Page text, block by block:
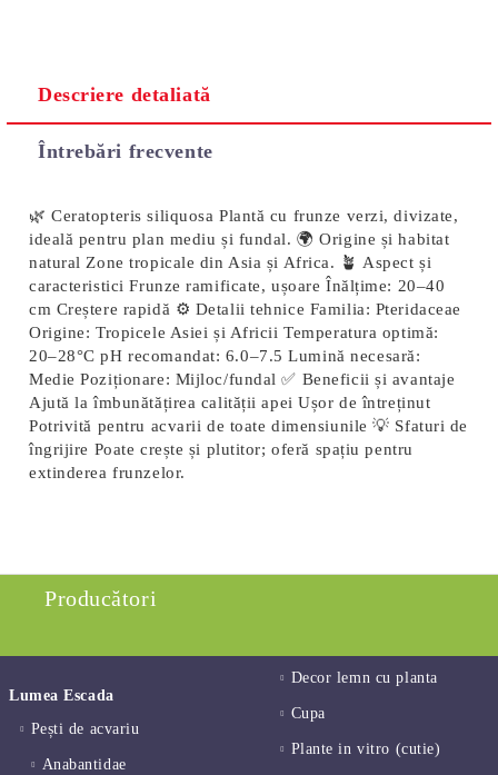
Descriere detaliată
Întrebări frecvente
🌿 Ceratopteris siliquosa Plantă cu frunze verzi, divizate,
ideală pentru plan mediu și fundal. 🌍 Origine și habitat
natural Zone tropicale din Asia și Africa. 🪴 Aspect și
caracteristici Frunze ramificate, ușoare Înălțime: 20–40
cm Creștere rapidă ⚙️ Detalii tehnice Familia: Pteridaceae
Origine: Tropicele Asiei și Africii Temperatura optimă:
20–28°C pH recomandat: 6.0–7.5 Lumină necesară:
Medie Poziționare: Mijloc/fundal ✅ Beneficii și avantaje
Ajută la îmbunătățirea calității apei Ușor de întreținut
Potrivită pentru acvarii de toate dimensiunile 💡 Sfaturi de
îngrijire Poate crește și plutitor; oferă spațiu pentru
extinderea frunzelor.
Producători
Lumea Escada
Pești de acvariu
Anabantidae
Decor lemn cu planta
Cupa
Plante in vitro (cutie)